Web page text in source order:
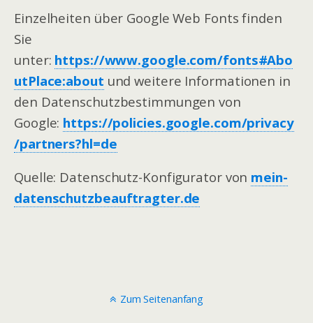
Einzelheiten über Google Web Fonts finden
Sie
unter: https://www.google.com/fonts#Abo
utPlace:about und weitere Informationen in
den Datenschutzbestimmungen von
Google: https://policies.google.com/privacy
/partners?hl=de
Quelle: Datenschutz-Konfigurator von mein-
datenschutzbeauftragter.de
Zum Seitenanfang